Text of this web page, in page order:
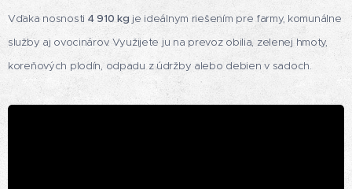
Vďaka nosnosti 4 910 kg je ideálnym riešením pre farmy, komunálne
služby aj ovocinárov. Využijete ju na prevoz obilia, zelenej hmoty,
koreňových plodín, odpadu z údržby alebo debien v sadoch.